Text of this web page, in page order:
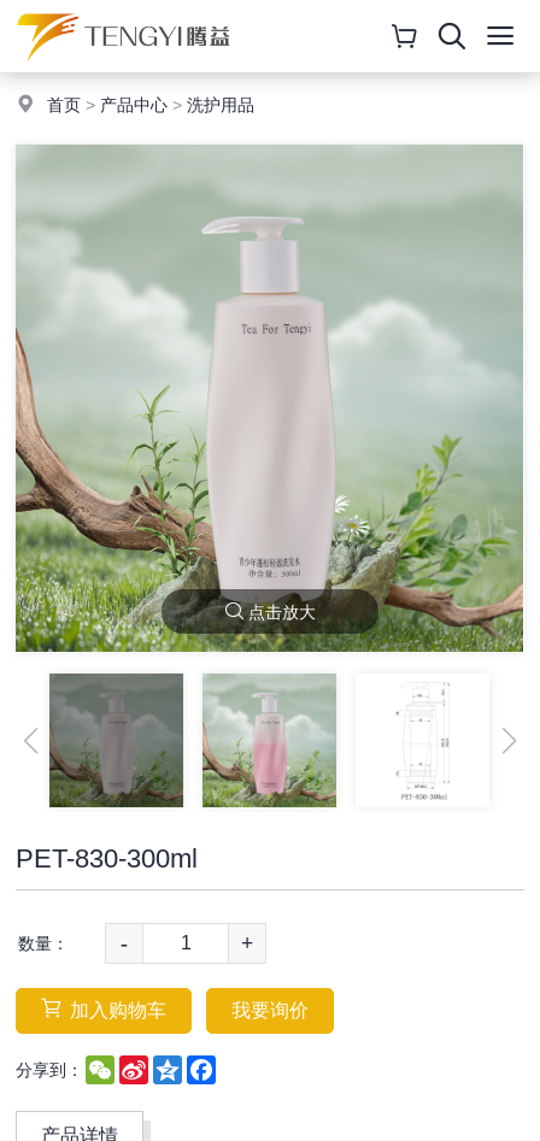
首页 > 产品中心 >洗护用品
点击放大
PET-830-300ml
数量： - +
加入购物车 我要询价
分享到： WeChat
Sina
Weibo
Qzone
产品详情